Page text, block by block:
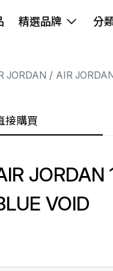
精選品牌 分
JORDAN AIR
接購買
JORDAN
VOID